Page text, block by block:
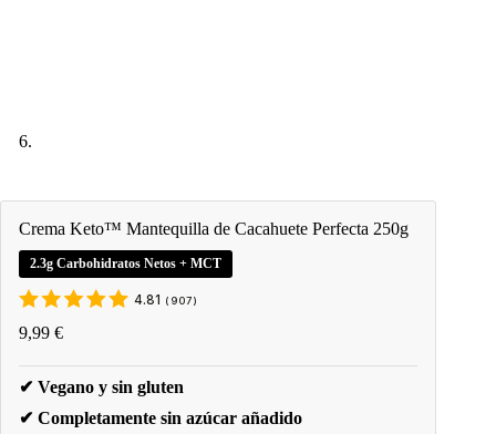
Crema Keto™ Mantequilla de Cacahuete Perfecta 250g
2.3g Carbohidratos Netos + MCT
4.81 ( 907)
9,99 €
✔ Vegano y sin gluten
✔ Completamente sin azúcar añadido